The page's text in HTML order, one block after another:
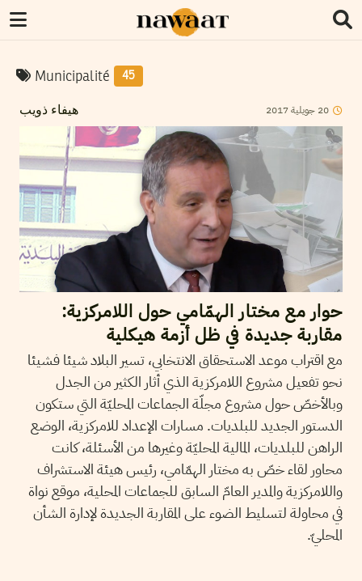
Municipalité 45
هيفاء ذويب 20 جويلية2017
حوار مع مختار الهمّامي حول اللامركزية:
مقاربة جديدة في ظل أزمة هيكلية
مع اقتراب موعد الاستحقاق الانتخابي، تسير البلاد شيئا فشيئا
نحو تفعيل مشروع اللامركزية الذي أثار الكثير من الجدل
وبالأخصّ حول مشروع مجلّة الجماعات المحليّة التي ستكون
الدستور الجديد للبلديات. مسارات الإعداد للامركزية، الوضع
الراهن للبلديات، المالية المحليّة وغيرها من الأسئلة، كانت
محاور لقاء خصّ به مختار الهمّامي، رئيس هيئة الاستشراف
واللامركزية والمدير العامّ السابق للجماعات المحلية، موقع نواة
في محاولة لتسليط الضوء على المقاربة الجديدة لإدارة الشأن
المحليّ.